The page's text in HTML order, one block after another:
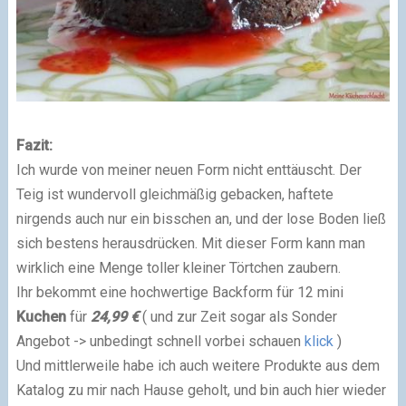
Fazit:
Ich wurde von meiner neuen Form nicht enttäuscht. Der
Teig ist wundervoll gleichmäßig gebacken, haftete
nirgends auch nur ein bisschen an, und der lose Boden ließ
sich bestens herausdrücken. Mit dieser Form kann man
wirklich eine Menge toller kleiner Törtchen zaubern.
Ihr bekommt eine hochwertige Backform für 12 mini
Kuchenfür 24,99 €( und zur Zeit sogar als Sonder
Angebot -> unbedingt schnell vorbei schauen klick )
Und mittlerweile habe ich auch weitere Produkte aus dem
Katalog zu mir nach Hause geholt, und bin auch hier wieder